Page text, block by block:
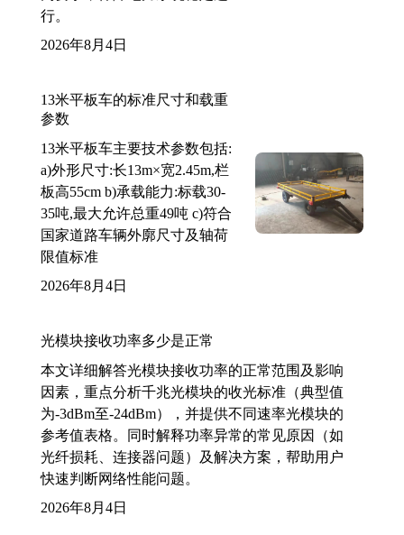
行。
2026年8月4日
13米平板车的标准尺寸和载重
参数
13米平板车主要技术参数包括:
a)外形尺寸:长13m×宽2.45m,栏
板高55cm b)承载能力:标载30-
35吨,最大允许总重49吨 c)符合
国家道路车辆外廓尺寸及轴荷
限值标准
2026年8月4日
光模块接收功率多少是正常
本文详细解答光模块接收功率的正常范围及影响
因素，重点分析千兆光模块的收光标准（典型值
为-3dBm至-24dBm），并提供不同速率光模块的
参考值表格。同时解释功率异常的常见原因（如
光纤损耗、连接器问题）及解决方案，帮助用户
快速判断网络性能问题。
2026年8月4日